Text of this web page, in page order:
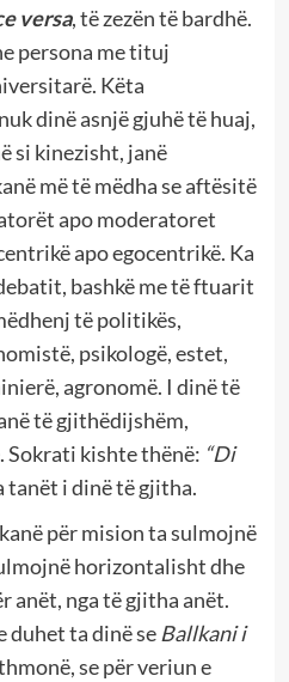
versa, të zezën të bardhë.
persona me tituj
Këta
dinë asnjë gjuhë të huaj,
si kinezisht, janë
më të mëdha se aftësitë
apo moderatoret
apo egocentrikë. Ka
bashkë me të ftuarit
të politikës,
psikologë, estet,
agronomë. I dinë të
të gjithëdijshëm,
kishte thënë: “Di
tanët i dinë të gjitha.
për mision ta sulmojnë
horizontalisht dhe
anët, nga të gjitha anët.
ta dinë se Ballkani i
se për veriun e